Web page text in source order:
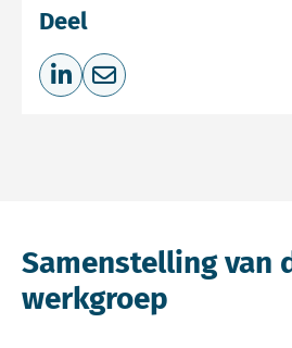
Deel
Deel op LinkedIn
Deel via e-mail
Samenstelling van
werkgroep